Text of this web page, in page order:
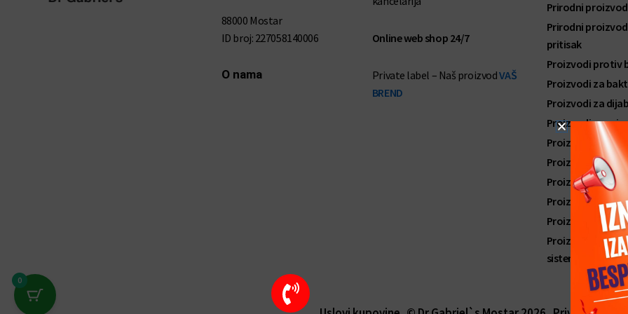
88000 Mostar
ID broj: 227058140006
O nama
Online web shop 24/7
Private label – Naš proizvodVAŠ
BREND
Prirodni
Prirodni
pritisak
Proizvodi protiv
Proizvodi za
Proizvodi za
Proizvodi za
Proizvodi za kosti
Proizvodi za
Proizvodi za
Proizvodi za
Proizvodi za
Proizvodi za
sistema
0